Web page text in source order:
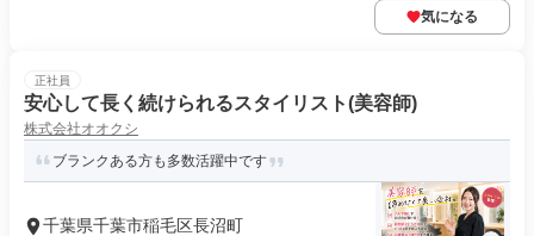
気になる
正社員
安心して長く続けられるスタイリスト(美容師)
株式会社オオクシ
ブランクある方も多数活躍中です
千葉県千葉市稲毛区長沼町